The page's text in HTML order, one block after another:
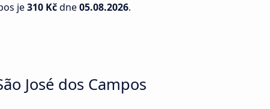
je310 Kčdne05.08.2026.
José dos Campos